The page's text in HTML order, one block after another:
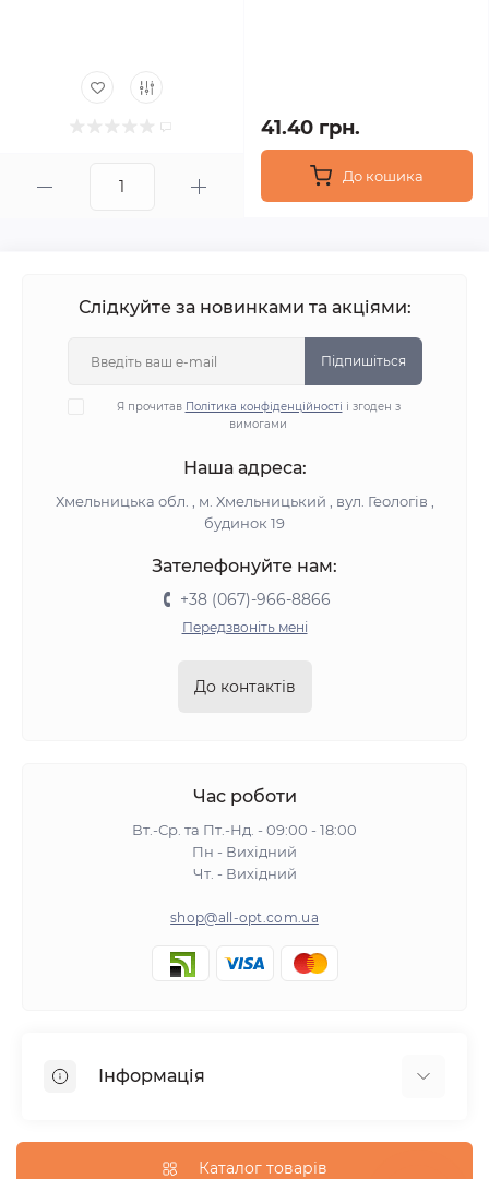
41.40 грн.
До кошика
Слідкуйте за новинками та акціями:
Підпишіться
Я прочитав Політика конфіденційності і згоден з
вимогами
Наша адреса:
Хмельницька обл. , м. Хмельницький , вул. Геологів ,
будинок 19
Зателефонуйте нам:
+38 (067)-966-8866
Передзвоніть мені
До контактів
Час роботи
Вт.-Ср. та Пт.-Нд. - 09:00 - 18:00
Пн - Вихідний
Чт. - Вихідний
shop@all-opt.com.ua
Інформація
Оплата та доставка Каталог товарів